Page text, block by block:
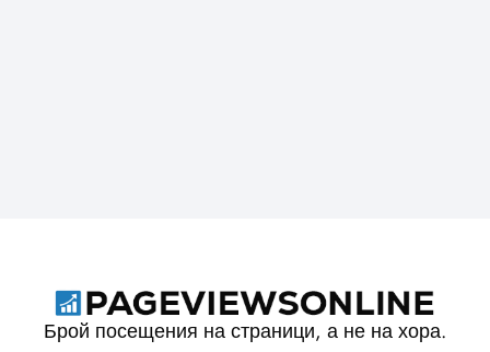
Брой посещения на страници, а не на хора.